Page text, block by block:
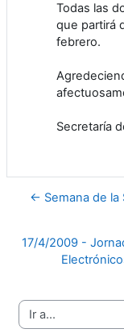
Todas las
que partirá
febrero.
Secretaría
← Semana de la
17/4/2009 -
Ir a...